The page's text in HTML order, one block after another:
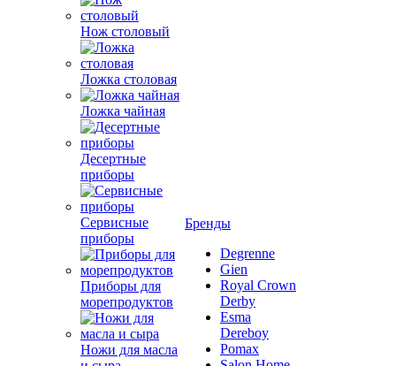
Нож столовый
Ложка столовая
Ложка чайная
Десертные
приборы
Сервисные
приборы
Приборы для
морепродуктов
Ножи для масла
Бренды
Degrenne
Gien
Royal Crown
Derby
Esma
Dereboy
Pomax